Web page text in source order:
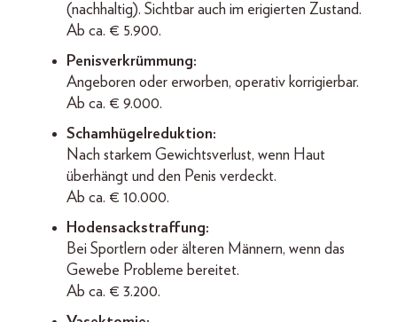
(nachhaltig). Sichtbar auch im erigierten Zustand.
Ab ca. € 5.900.
Penisverkrümmung:
Angeboren oder erworben, operativ korrigierbar.
Ab ca. € 9.000.
Schamhügelreduktion:
Nach starkem Gewichtsverlust, wenn Haut
überhängt und den Penis verdeckt.
Ab ca. € 10.000.
Hodensackstraffung:
Bei Sportlern oder älteren Männern, wenn das
Gewebe Probleme bereitet.
Ab ca. € 3.200.